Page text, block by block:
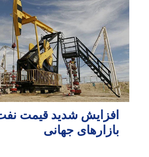
افزایش شدید قیمت نفت
بازارهای جهانی